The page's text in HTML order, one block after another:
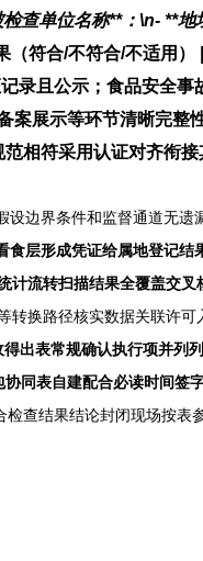
查单位名称**： \n- **地
符合/不符合/不适用）
录且公示；食品安全事
案展示等环节清晰完整
相符采用认证对齐衔
边界条件和监督通道无遗
层形成凭证给属地登记结
计流转扫描结果全覆盖交叉
转换路径核实数据关联许
出表常规确认执行项并列
同表自建配合必读时间签
查结果结论封闭现场按表